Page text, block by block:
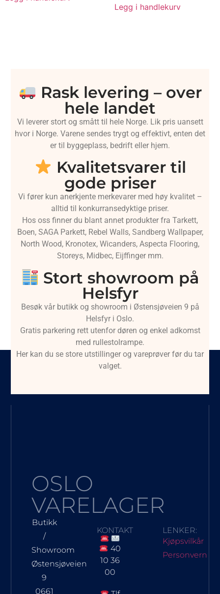
Legg i handlekurv
Rask levering – over
hele landet
Vi leverer stort og smått til hele Norge. Lik pris uansett
hvor i Norge. Varene sendes trygt og effektivt, enten det
er til byggeplass, bedrift eller hjem.
Kvalitetsvarer til
gode priser
Vi fører kun anerkjente merkevarer med høy kvalitet –
alltid til konkurransedyktige priser.
Hos oss finner du blant annet produkter fra Tarkett,
Boen, SAGA Parkett, Rebel Walls, Sandberg Wallpaper,
North Wood, Kronotex, Wicanders, Aspecta Flooring,
Storeys, Midbec, Eijffinger mm.
Stort showroom på
Helsfyr
Besøk vår butikk og showroom i Østensjøveien 9 på
Helsfyr i Oslo.
Gratis parkering rett utenfor døren og enkel adkomst
med rullestolrampe.
Her kan du se store utstillinger og vareprøver før du tar
valget.
OSLO
VARELAGER
Butikk
/
Showroom
Østensjøveien
9
0661
KONTAKT
40
10 36
00
LENKER:
Kjøpsvilkår
Personvern